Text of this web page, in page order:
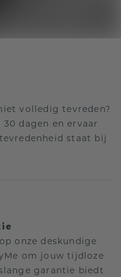
volledig tevreden?
dagen en ervaar
staat bij
onze deskundige
om jouw tijdloze
garantie biedt